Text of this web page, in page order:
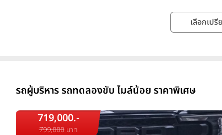
เลือกเป
รถผู้บริหาร รถทดลองขับ ไมล์น้อย ราคาพิเศษ
719,000.-
799,000บาท